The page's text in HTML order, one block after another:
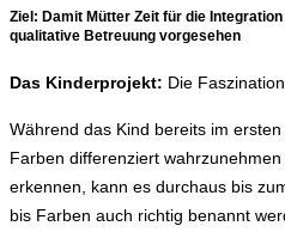
Ziel: Damit Mütter Zeit für die
qualitative Betreuung vorgesehen
Das Kinderprojekt: Die
Während das Kind bereits im
Farben differenziert
erkennen, kann es durchaus bis
bis Farben auch richtig benannt